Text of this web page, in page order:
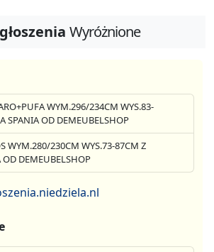
Wyróżnione
WYM.296/234CM WYS.83-
SPANIA OD DEMEUBELSHOP
WYM.280/230CM WYS.73-87CM Z
OD DEMEUBELSHOP